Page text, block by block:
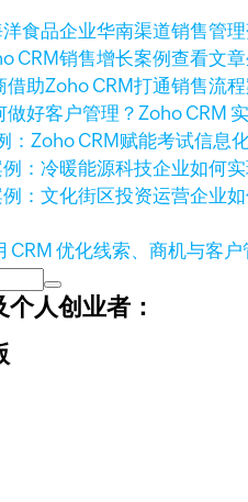
查看文章
人创业者：